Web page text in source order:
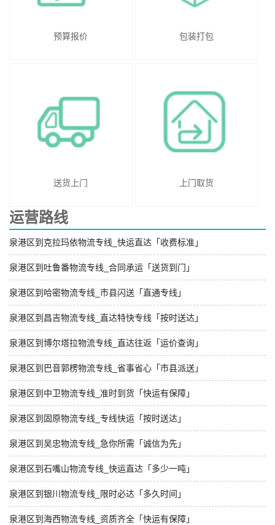
预算报价 包装打包
送货上门 上门取货
运营路线
泉港区到克拉玛依物流专线_快运直达「收费标准」
泉港区到吐鲁番物流专线_合同承运「送货到门」
泉港区到哈密物流专线_市县闪送「直通专线」
泉港区到昌吉物流专线_直达特快专线「按时送达」
泉港区到博尔塔拉物流专线_直达往返「运价查询」
泉港区到巴音郭楞物流专线_省事省心「市县派送」
泉港区到中卫物流专线_准时到货「快运有保障」
泉港区到固原物流专线_专线快运「按时送达」
泉港区到吴忠物流专线_急你所需「诚信为先」
泉港区到石嘴山物流专线_快运直达「多少一吨」
泉港区到银川物流专线_限时必达「多久时间」
泉港区到海西物流专线_资质齐全「快运有保障」